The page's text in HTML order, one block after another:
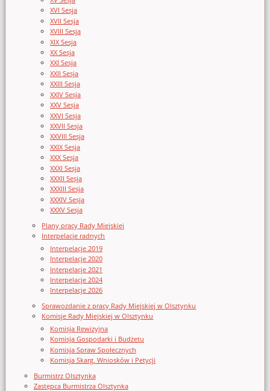
XVI Sesja
XVII Sesja
XVIII Sesja
XIX Sesja
XX Sesja
XXI Sesja
XXII Sesja
XXIII Sesja
XXIV Sesja
XXV Sesja
XXVI Sesja
XXVII Sesja
XXVIII Sesja
XXIX Sesja
XXX Sesja
XXXI Sesja
XXXII Sesja
XXXIII Sesja
XXXIV Sesja
XXXV Sesja
Plany pracy Rady Miejskiej
Interpelacje radnych
Interpelacje 2019
Interpelacje 2020
Interpelacje 2021
Interpelacje 2024
Interpelacje 2026
Sprawozdanie z pracy Rady Miejskiej w Olsztynku
Komisje Rady Miejskiej w Olsztynku
Komisja Rewizyjna
Komisja Gospodarki i Budżetu
Komisja Spraw Społecznych
Komisja Skarg, Wniosków i Petycji
Burmistrz Olsztynka
Zastępca Burmistrza Olsztynka